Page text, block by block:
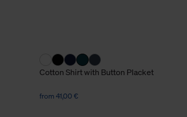
Cotton Shirt with Button Placket
from 41,00 €